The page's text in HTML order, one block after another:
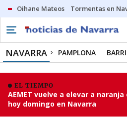
Oihane Mateos Tormentas en
NAVARRA PAMPLONA
EL TIEMPO
AEMET vuelve a elevar a
hoy domingo en Navarra